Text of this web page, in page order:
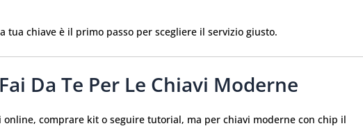
tua chiave è il primo passo per scegliere il servizio giusto.
Da Te Per Le Chiavi Moderne
online, comprare kit o seguire tutorial, ma per chiavi moderne con chip il